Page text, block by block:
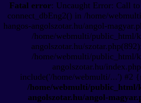
Fatal error: Uncaught Error: Call
connect_dbEng2() in /home/
hangos-angolszotar.hu/angol-
/home/webmulti/public_html/
angolszotar.hu/
/home/webmulti/public_html/
angolszotar.hu/
include('/home/webmulti/...') #2
/home/webmulti/public_html/
angolszotar.hu/angol-